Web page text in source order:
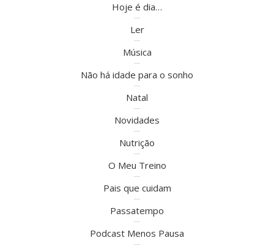
Hoje é dia…
Ler
Música
Não há idade para o sonho
Natal
Novidades
Nutrição
O Meu Treino
Pais que cuidam
Passatempo
Podcast Menos Pausa